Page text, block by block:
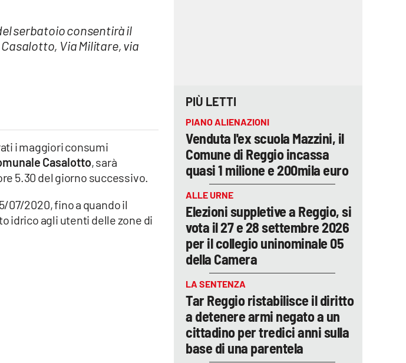
serbatoio consentirà il
Via Militare, via
i maggiori consumi
Casalotto, sarà
5.30 del giorno successivo.
07/2020, fino a quando il
idrico agli utenti delle zone di
PIÙ LETTI
PIANO ALIENAZIONI
Venduta l'ex scuola Mazzini, il
Comune di Reggio incassa
quasi 1 milione e 200mila euro
ALLE URNE
Elezioni suppletive a Reggio, si
vota il 27 e 28 settembre 2026
per il collegio uninominale 05
della Camera
LA SENTENZA
Tar Reggio ristabilisce il diritto
a detenere armi negato a un
cittadino per tredici anni sulla
base di una parentela